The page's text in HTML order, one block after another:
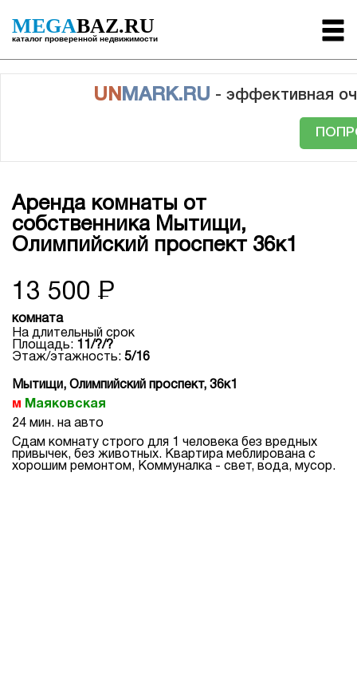
MEGABAZ.RU
каталог проверенной недвижимости
UN MARK.RU - эффективная
Аренда комнаты от
собственника Мытищи,
Олимпийский проспект 36к1
13 500 Р
комната
На длительный срок
Площадь: 11/?/?
Этаж/этажность: 5/16
Мытищи, Олимпийский проспект, 36к1
Маяковская
24 мин. на авто
Сдам комнату строго для 1 человека без вредных
привычек, без животных. Квартира меблирована с
хорошим ремонтом, Коммуналка - свет, вода, мусор.